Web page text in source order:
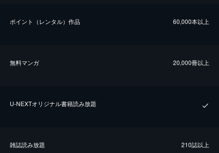
ポイント（レンタル）作品 60,000本以上
無料マンガ 20,000冊以上
U-NEXTオリジナル書籍読み放題
雑誌読み放題 210誌以上